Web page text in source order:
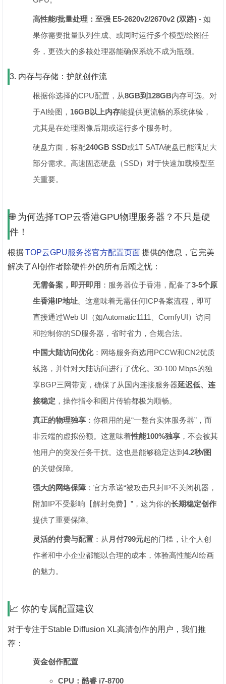
高性能/批量处理：至强 E5-2620v2/2670v2 (双路) ‌ - 如
果你需要批量队列生成、或同时运行多个模型/绘图任
务，更强大的多核处理器能确保系统不成为瓶颈。
3. 内存与存储：护航创作流
根据你选择的CPU配置，从‌8GB到128GB‌内存可选。对
于AI绘图，‌ 16GB以上内存‌能提供更流畅的系统体验，
尤其是在处理图像后期或运行多个服务时。
硬盘方面，标配‌240GB SSD‌或1T SATA硬盘已能满足大
部分需求。高速固态硬盘（SSD）对于快速加载模型至
关重要。
🌐 为何选择TOP云香港GPU物理服务器？不只是硬
件！
根据 TOP云GPU服务器官方配置页面 提供的信息，它完美
解决了AI创作者除硬件外的所有后顾之忧：
无需备案，即开即用 ‌：服务器位于香港，配备了‌3-5个原
生香港IP地址‌。这意味着无需任何ICP备案流程，即可
直接通过Web UI（如Automatic1111、ComfyUI）访问
和控制你的SD服务器，省时省力，合规合法。
中国大陆访问优化‌：网络服务商选用PCCW和CN2优质
线路，并针对大陆访问进行了优化。30-100 Mbps的独
享BGP三网带宽，确保了从国内连接服务器‌延迟低、连
接稳定 ‌，操作指令和图片传输都极为顺畅。
真正的物理独享 ‌：你租用的是“一整台实体服务器”，而
非云端的虚拟份额。这意味着‌性能100%独享 ‌，不会被其
他用户的突发任务干扰。这也是能够稳定达到‌4.2秒/图
的关键保障。
强大的网络保障 ‌：官方承诺“被攻击只封IP不关闭机器，
附加IP不受影响【解封免费】”，这为你的‌长期稳定创作
提供了重要保障。
灵活的付费与配置 ‌：从‌ 月付799元‌起的门槛，让个人创
作者和中小企业都能以合理的成本，体验高性能AI绘画
的魅力。
📈 你的专属配置建议
对于专注于Stable Diffusion XL高清创作的用户，我们推
荐：
黄金创作配置
CPU：酷睿 i7-8700